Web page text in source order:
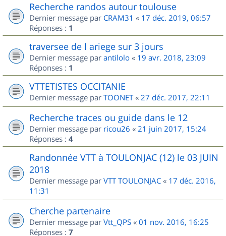
Recherche randos autour toulouse
Dernier message par CRAM31 « 17 déc. 2019, 06:57
Réponses : 1
traversee de l ariege sur 3 jours
Dernier message par antilolo « 19 avr. 2018, 23:09
Réponses : 1
VTTETISTES OCCITANIE
Dernier message par TOONET« 27 déc. 2017, 22:11
Recherche traces ou guide dans le 12
Dernier message par ricou26 « 21 juin 2017, 15:24
Réponses : 4
Randonnée VTT à TOULONJAC (12) le 03 JUIN
2018
Dernier message par VTT TOULONJAC « 17 déc. 2016,
11:31
Cherche partenaire
Dernier message par Vtt_QPS « 01 nov. 2016, 16:25
Réponses : 7